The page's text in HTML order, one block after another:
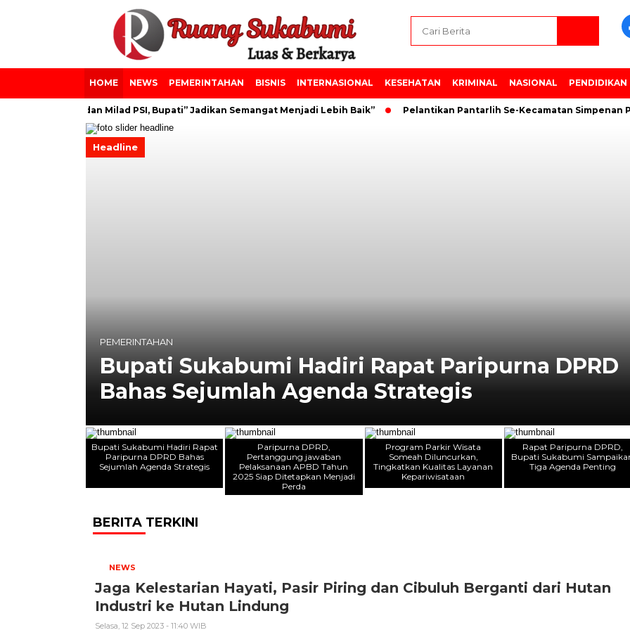
HOME NEWS PEMERINTAHAN BISNIS INTERNASIONAL KESEHATAN KRIMINAL NASIONAL PENDIDIKAN
Azainiyah dan Milad PSI, Bupati” Jadikan Semangat Menjadi Lebih Baik” Pelantikan Pantarlih Se-Kecamatan Simpenan
DPRD
Headline
Paripurna DPRD, Pertanggung jawaban
Pelaksanaan APBD Tahun 2025 Siap
Menjadi Perda
Bupati Sukabumi Hadiri Rapat
Paripurna DPRD Bahas
Sejumlah Agenda Strategis
Paripurna DPRD,
Pertanggung jawaban
Pelaksanaan APBD Tahun
2025 Siap Ditetapkan Menjadi
Perda
Program Parkir Wisata
Someah Diluncurkan,
Tingkatkan Kualitas Layanan
Kepariwisataan
Rapat Paripurna DPRD,
Bupati Sukabumi
Tiga Agenda Penting
BERITA TERKINI
NEWS
Jaga Kelestarian Hayati, Pasir Piring dan Cibuluh Berganti dari Hutan
Industri ke Hutan Lindung
Selasa, 12 Sep 2023 - 11:40 WIB